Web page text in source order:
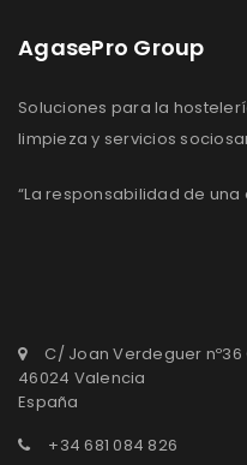
AgasePro Group
Soluciones para la
limpieza y servicios
“La responsabilidad de
C/ Joan Verdeguer nº36
46024 Valencia
España
+34 681 084 826